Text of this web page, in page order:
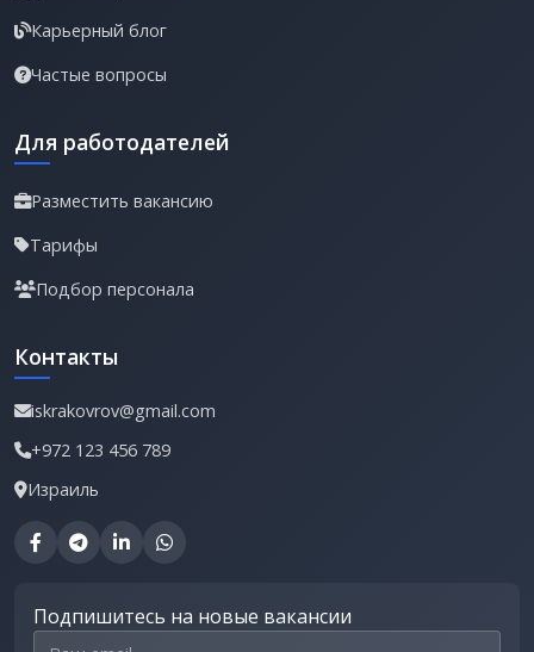
Карьерный блог
Частые вопросы
Для работодателей
Разместить вакансию
Тарифы
Подбор персонала
Контакты
iskrakovrov@gmail.com
+972 123 456 789
Израиль
Подпишитесь на новые вакансии
Email для подписки